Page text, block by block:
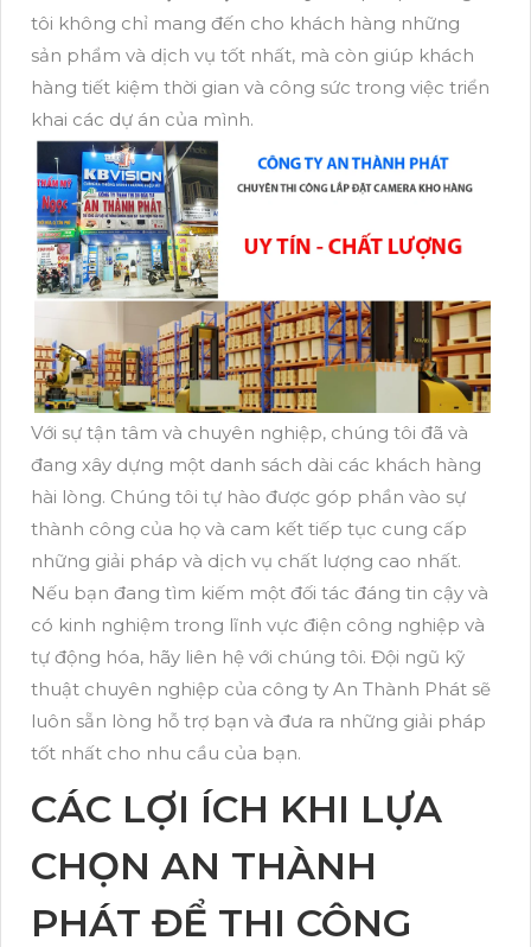
tôi không chỉ mang đến cho khách hàng những
sản phẩm và dịch vụ tốt nhất, mà còn giúp khách
hàng tiết kiệm thời gian và công sức trong việc triển
khai các dự án của mình.
Với sự tận tâm và chuyên nghiệp, chúng tôi đã và
đang xây dựng một danh sách dài các khách hàng
hài lòng. Chúng tôi tự hào được góp phần vào sự
thành công của họ và cam kết tiếp tục cung cấp
những giải pháp và dịch vụ chất lượng cao nhất.
Nếu bạn đang tìm kiếm một đối tác đáng tin cậy và
có kinh nghiệm trong lĩnh vực điện công nghiệp và
tự động hóa, hãy liên hệ với chúng tôi. Đội ngũ kỹ
thuật chuyên nghiệp của công ty An Thành Phát sẽ
luôn sẵn lòng hỗ trợ bạn và đưa ra những giải pháp
tốt nhất cho nhu cầu của bạn.
CÁC LỢI ÍCH KHI LỰA
CHỌN AN THÀNH
PHÁT ĐỂ THI CÔNG